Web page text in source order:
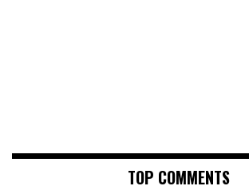
TOP COMMENTS